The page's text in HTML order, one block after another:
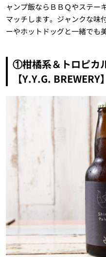
ャンプ飯ならＢＢＱやステー
マッチします。ジャンクな味
ーやホットドッグと一緒でも
①柑橘系＆トロピカ
【Y.Y.G.